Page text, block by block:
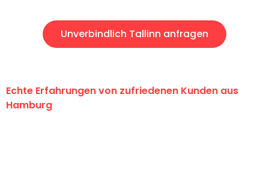
Unverbindlich Tallinn anfragen
Echte Erfahrungen von zufriedenen Kunden aus
Hamburg